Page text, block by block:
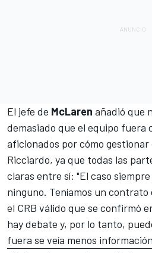
El jefe de McLaren añadió que
demasiado que el equipo fuera
aficionados por cómo
Ricciardo, ya que todas las
claras entre sí: "El caso
ninguno. Teníamos un
el CRB válido que se confirmó
hay debate y, por lo tanto,
fuera se veía menos